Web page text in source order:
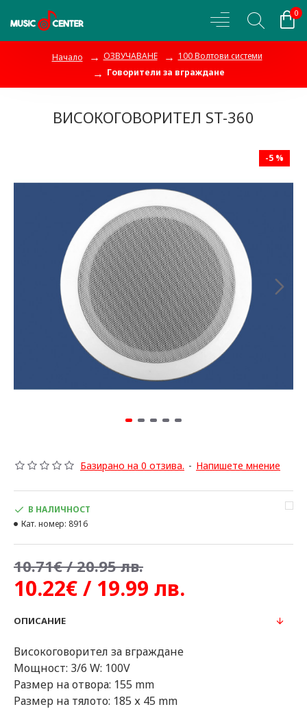
0
Начало ОЗВУЧАВАНЕ
100 Волтови системи
Говорители за вграждане
ВИСОКОГОВОРИТЕЛ ST-360
-5 %
Базирано на 0 отзива. - Напишете мнение
10.22€ / 19.99 лв.
10.71€ / 20.95 лв.
В НАЛИЧНОСТ
Кат. номер: 8916
ОПИСАНИЕ
Високоговорител за вграждане
Мощност: 3/6 W: 100V
Размер на отвора: 155 mm
Размер на тялото: 185 х 45 mm